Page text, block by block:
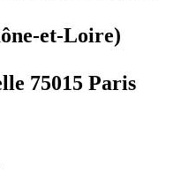
et-Loire)
75015 Paris